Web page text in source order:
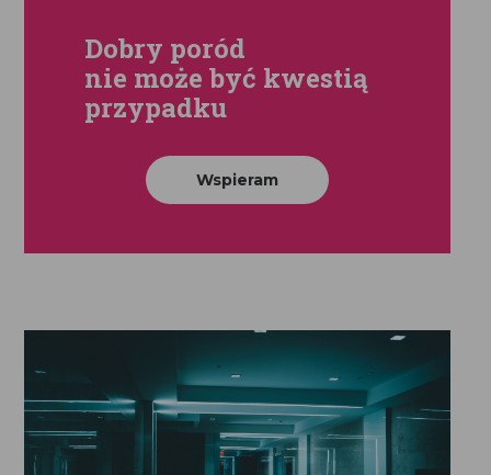
Dobry poród
nie może być kwestią
przypadku
Wspieram